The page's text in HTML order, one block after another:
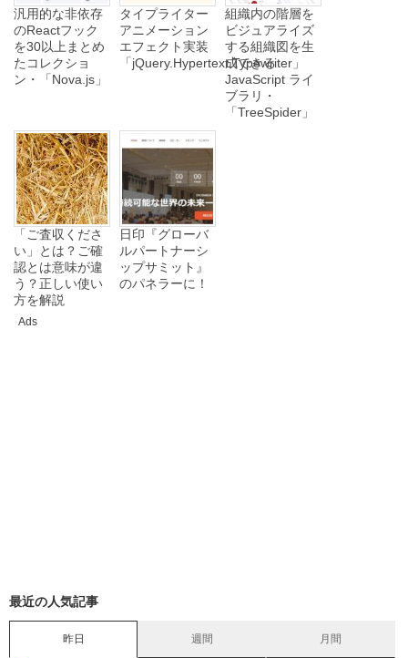
汎用的な非依存
のReactフック
を30以上まとめ
たコレクショ
ン・「Nova.js」
タイプライター
アニメーション
エフェクト実装
「jQuery.Hypertext.Typewriter」
組織内の階層を
ビジュアライズ
する組織図を生
成できる
JavaScript ライ
ブラリ・
「TreeSpider」
「ご査収くださ
い」とは？ご確
認とは意味が違
う？正しい使い
方を解説
日印『グローバ
ルパートナーシ
ップサミット』
のパネラーに！
Ads
最近の人気記事
昨日 週間 月間